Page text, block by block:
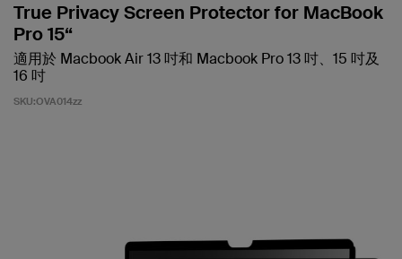
True Privacy Screen Protector for MacBook
Pro 15“
適用於 Macbook Air 13 吋和 Macbook Pro 13 吋、15 吋及
16 吋
SKU:OVA014zz